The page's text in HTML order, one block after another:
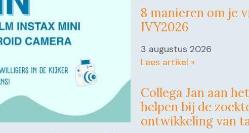
8 manieren om je
IVY2026
3 augustus 2026
Lees artikel »
Collega Jan aan
helpen bij de
ontwikkeling van